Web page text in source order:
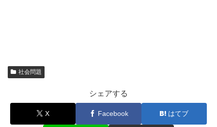
社会問題
シェアする
X Facebook はてブ